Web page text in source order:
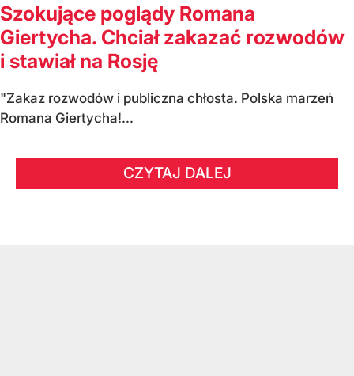
Szokujące poglądy Romana
Giertycha. Chciał zakazać rozwodów
i stawiał na Rosję
"Zakaz rozwodów i publiczna chłosta. Polska marzeń
Romana Giertycha!...
CZYTAJ DALEJ